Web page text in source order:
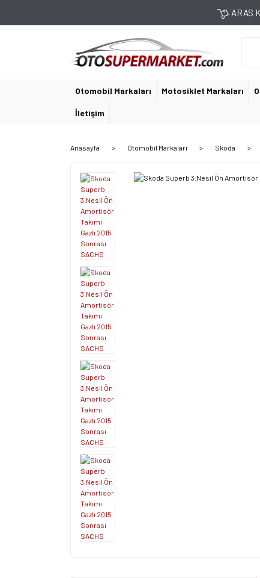
ARAS
Otomobil Markaları Motosiklet Markaları
İletişim
Anasayfa Otomobil Markaları Skoda